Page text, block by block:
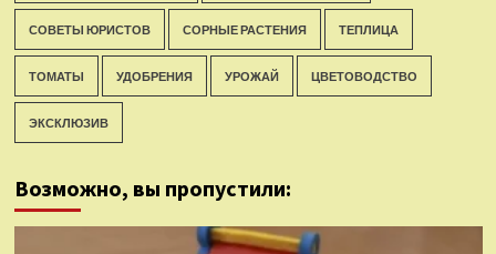
СОВЕТЫ ЮРИСТОВ СОРНЫЕ РАСТЕНИЯ ТЕПЛИЦА
ТОМАТЫ УДОБРЕНИЯ УРОЖАЙ ЦВЕТОВОДСТВО
ЭКСКЛЮЗИВ
Возможно, вы пропустили: